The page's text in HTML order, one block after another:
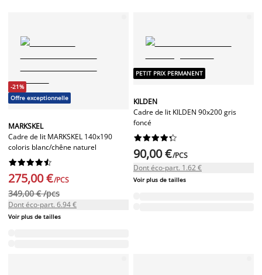
-21%
Offre exceptionnelle
MARKSKEL
Cadre de lit MARKSKEL 140x190
coloris blanc/chêne naturel






275,00 €/PCS
349,00 € /pcs
Dont éco-part. 6.94 €
Voir plus de tailles
PETIT PRIX PERMANENT
KILDEN
Cadre de lit KILDEN 90x200 gris
foncé






90,00 €/PCS
Dont éco-part. 1.62 €
Voir plus de tailles